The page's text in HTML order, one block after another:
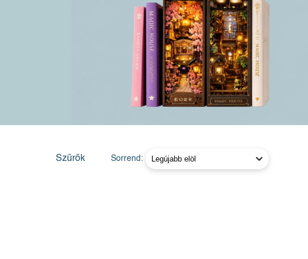
Szűrők Sorrend: